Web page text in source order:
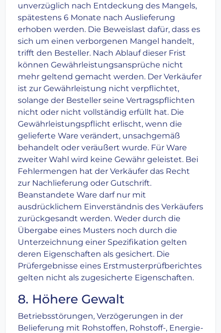
unverzüglich nach Entdeckung des Mangels,
spätestens 6 Monate nach Auslieferung
erhoben werden. Die Beweislast dafür, dass es
sich um einen verborgenen Mangel handelt,
trifft den Besteller. Nach Ablauf dieser Frist
können Gewährleistungsansprüche nicht
mehr geltend gemacht werden. Der Verkäufer
ist zur Gewährleistung nicht verpflichtet,
solange der Besteller seine Vertragspflichten
nicht oder nicht vollständig erfüllt hat. Die
Gewährleistungspflicht erlischt, wenn die
gelieferte Ware verändert, unsachgemäß
behandelt oder veräußert wurde. Für Ware
zweiter Wahl wird keine Gewähr geleistet. Bei
Fehlermengen hat der Verkäufer das Recht
zur Nachlieferung oder Gutschrift.
Beanstandete Ware darf nur mit
ausdrücklichem Einverständnis des Verkäufers
zurückgesandt werden. Weder durch die
Übergabe eines Musters noch durch die
Unterzeichnung einer Spezifikation gelten
deren Eigenschaften als gesichert. Die
Prüfergebnisse eines Erstmusterprüfberichtes
gelten nicht als zugesicherte Eigenschaften.
8. Höhere Gewalt
Betriebsstörungen, Verzögerungen in der
Belieferung mit Rohstoffen, Rohstoff-, Energie-